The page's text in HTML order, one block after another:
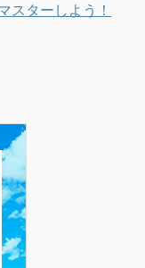
スターしよう！